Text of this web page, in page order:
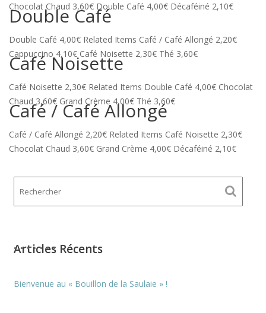
Chocolat Chaud 3,60€ Double Café 4,00€ Décaféiné 2,10€
Double Café
Double Café 4,00€ Related Items Café / Café Allongé 2,20€
Cappuccino 4,10€ Café Noisette 2,30€ Thé 3,60€
Café Noisette
Café Noisette 2,30€ Related Items Double Café 4,00€ Chocolat
Chaud 3,60€ Grand Crème 4,00€ Thé 3,60€
Café / Café Allongé
Café / Café Allongé 2,20€ Related Items Café Noisette 2,30€
Chocolat Chaud 3,60€ Grand Crème 4,00€ Décaféiné 2,10€
Articles Récents
Bienvenue au « Bouillon de la Saulaie » !